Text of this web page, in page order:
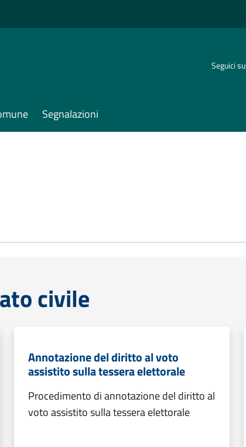
Seguici su
Segnalazioni
civile
Annotazione del diritto al voto
assistito sulla tessera elettorale
Procedimento di annotazione del diritto al
voto assistito sulla tessera elettorale